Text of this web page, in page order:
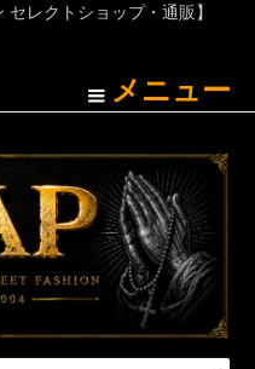
レクトショップ・通販】
メニュー